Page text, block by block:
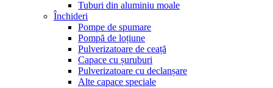
Tuburi din aluminiu moale
Închideri
Pompe de spumare
Pompă de loțiune
Pulverizatoare de ceață
Capace cu șuruburi
Pulverizatoare cu declanșare
Alte capace speciale